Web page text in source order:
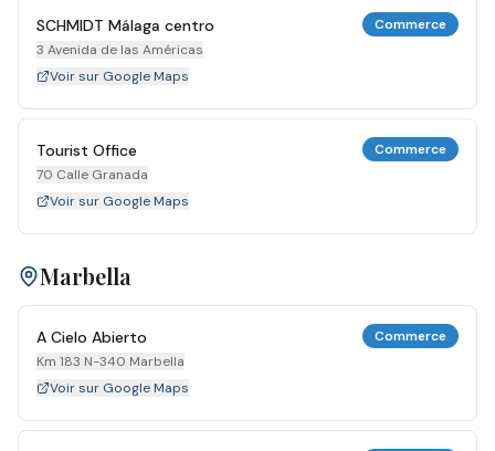
SCHMIDT Málaga centro
3 Avenida de las Américas
Commerce
Voir sur Google Maps
Tourist Office
70 Calle Granada
Commerce
Voir sur Google Maps
Marbella
A Cielo Abierto
Km 183 N-340 Marbella
Commerce
Voir sur Google Maps